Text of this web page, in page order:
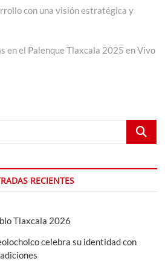
con una visión estratégica y
en el Palenque Tlaxcala 2025 en Vivo
Buscar...
RECIENTES
Tlaxcala 2026
celebra su identidad con